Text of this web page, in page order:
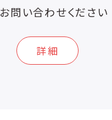
お問い合わせください
詳細